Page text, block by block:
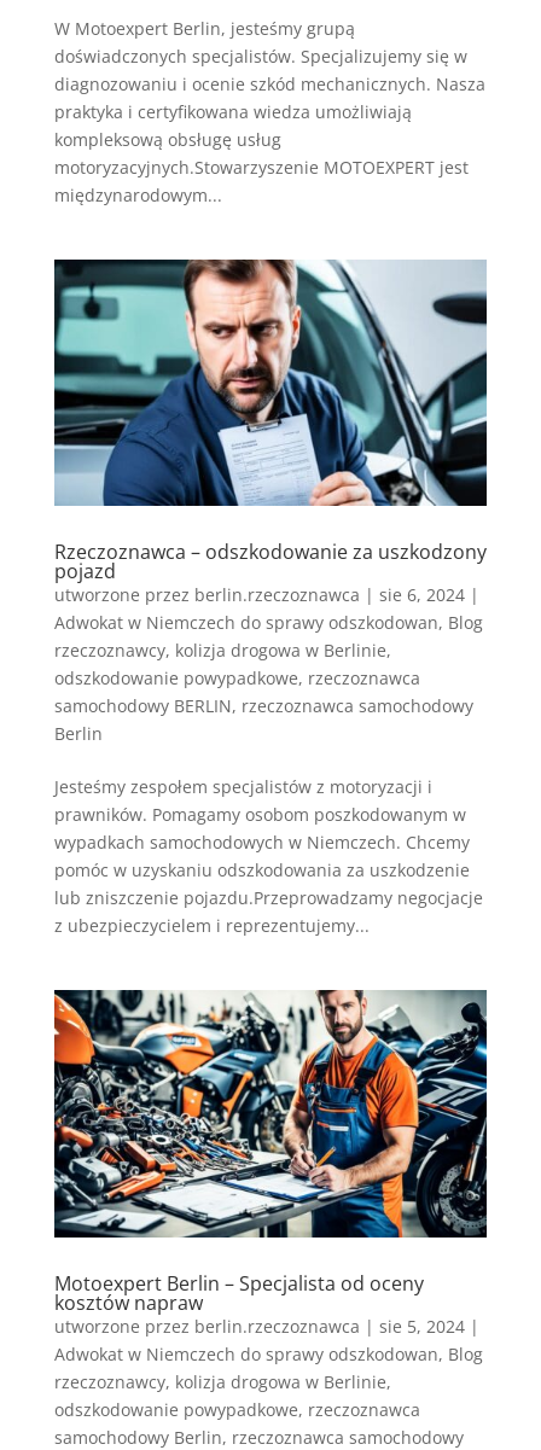
W Motoexpert Berlin, jesteśmy grupą
doświadczonych specjalistów. Specjalizujemy się w
diagnozowaniu i ocenie szkód mechanicznych. Nasza
praktyka i certyfikowana wiedza umożliwiają
kompleksową obsługę usług
motoryzacyjnych.Stowarzyszenie MOTOEXPERT jest
międzynarodowym...
Rzeczoznawca – odszkodowanie za uszkodzony
pojazd
utworzone przez berlin.rzeczoznawca | sie 6, 2024|
Adwokat w Niemczech do sprawy odszkodowan, Blog
rzeczoznawcy, kolizja drogowa w Berlinie,
odszkodowanie powypadkowe, rzeczoznawca
samochodowy BERLIN, rzeczoznawca samochodowy
Berlin
Jesteśmy zespołem specjalistów z motoryzacji i
prawników. Pomagamy osobom poszkodowanym w
wypadkach samochodowych w Niemczech. Chcemy
pomóc w uzyskaniu odszkodowania za uszkodzenie
lub zniszczenie pojazdu.Przeprowadzamy negocjacje
z ubezpieczycielem i reprezentujemy...
Motoexpert Berlin – Specjalista od oceny
kosztów napraw
utworzone przez berlin.rzeczoznawca | sie 5, 2024|
Adwokat w Niemczech do sprawy odszkodowan, Blog
rzeczoznawcy, kolizja drogowa w Berlinie,
odszkodowanie powypadkowe, rzeczoznawca
samochodowy Berlin, rzeczoznawca samochodowy